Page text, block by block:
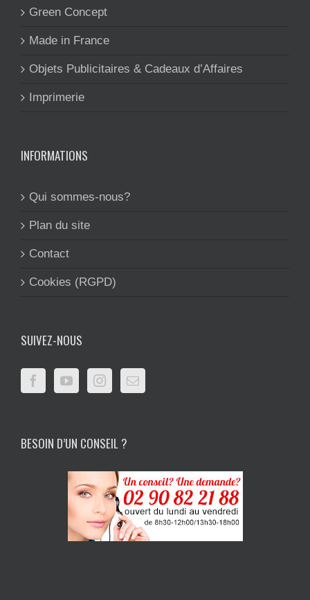
Green Concept
Made in France
Objets Publicitaires & Cadeaux d’Affaires
Imprimerie
INFORMATIONS
Qui sommes-nous?
Plan du site
Contact
Cookies (RGPD)
SUIVEZ-NOUS
BESOIN D’UN CONSEIL ?